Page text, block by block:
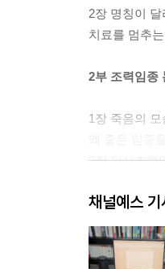
2장 명칭이
치료를 멈추
2부 조력임종
1장 죽음의 모
2장 의사조력
필요한 것들
3장 의사조력
‘자발적 선택
역설
채널예스 기